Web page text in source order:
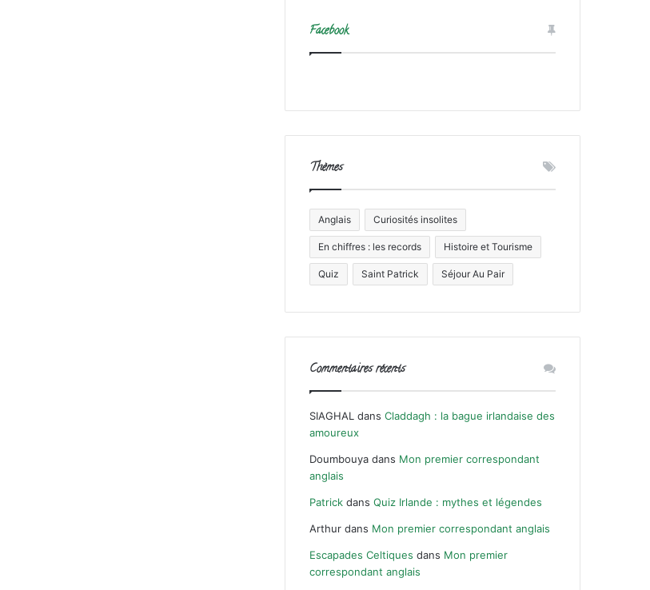
Facebook
Thèmes
Anglais Curiosités insolites
En chiffres : les records Histoire et Tourisme
Quiz Saint Patrick Séjour Au Pair
Commentaires récents
SIAGHAL dansCladdagh : la bague irlandaise des
amoureux
Doumbouya dans Mon premier correspondant
anglais
Patrick dansQuiz Irlande : mythes et légendes
Arthur dans Mon premier correspondant anglais
Escapades Celtiques dans Mon premier
correspondant anglais